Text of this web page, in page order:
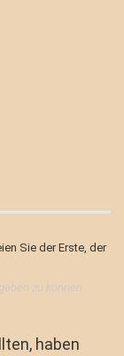
Sie der Erste, der
zu können.
haben